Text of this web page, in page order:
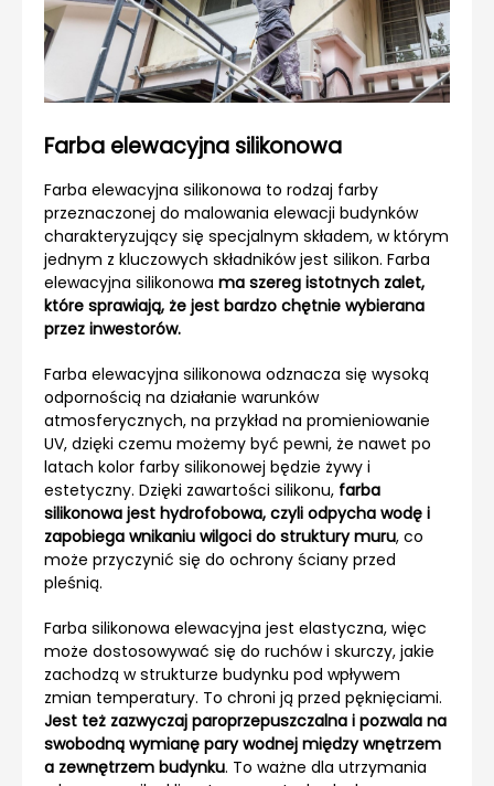
Farba elewacyjna silikonowa
Farba elewacyjna silikonowa to rodzaj farby
przeznaczonej do malowania elewacji budynków
charakteryzujący się specjalnym składem, w którym
jednym z kluczowych składników jest silikon. Farba
elewacyjna silikonowa ma szereg istotnych zalet,
które sprawiają, że jest bardzo chętnie wybierana
przez inwestorów.
Farba elewacyjna silikonowa odznacza się wysoką
odpornością na działanie warunków
atmosferycznych, na przykład na promieniowanie
UV, dzięki czemu możemy być pewni, że nawet po
latach kolor farby silikonowej będzie żywy i
estetyczny. Dzięki zawartości silikonu, farba
silikonowa jest hydrofobowa, czyli odpycha wodę i
zapobiega wnikaniu wilgoci do struktury muru, co
może przyczynić się do ochrony ściany przed
pleśnią.
Farba silikonowa elewacyjna jest elastyczna, więc
może dostosowywać się do ruchów i skurczy, jakie
zachodzą w strukturze budynku pod wpływem
zmian temperatury. To chroni ją przed pęknięciami.
Jest też zazwyczaj paroprzepuszczalna i pozwala na
swobodną wymianę pary wodnej między wnętrzem
a zewnętrzem budynku. To ważne dla utrzymania